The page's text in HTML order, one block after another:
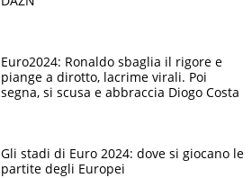
Euro2024: Ronaldo sbaglia il rigore e
piange a dirotto, lacrime virali. Poi
segna, si scusa e abbraccia Diogo Costa
Gli stadi di Euro 2024: dove si giocano le
partite degli Europei